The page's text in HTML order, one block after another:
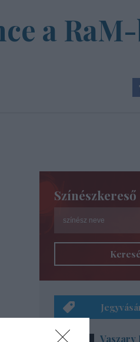
a
Színészkereső
Vaszary